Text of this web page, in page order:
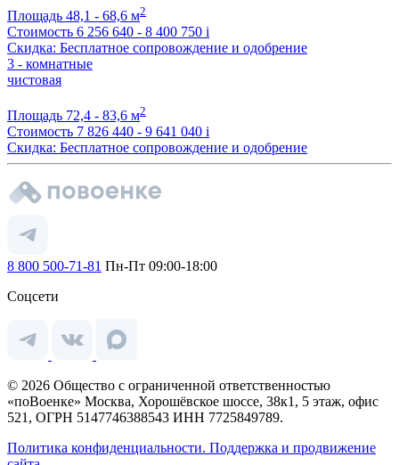
Площадь 48,1 - 68,6 м2
Стоимость 6 256 640 - 8 400 750 i
Скидка: Бесплатное сопровождение и одобрение
3 - комнатные
чистовая
Площадь 72,4 - 83,6 м2
Стоимость 7 826 440 - 9 641 040 i
Скидка: Бесплатное сопровождение и одобрение
8 800 500-71-81 Пн-Пт 09:00-18:00
Соцсети
© 2026 Общество с ограниченной ответственностью
«поВоенке» Москва, Хорошёвское шоссе, 38к1, 5 этаж, офис
521, ОГРН 5147746388543 ИНН 7725849789.
Политика конфиденциальности. Поддержка и продвижение